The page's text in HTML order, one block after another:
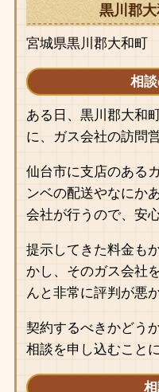
黒川郡
宮城県黒川郡大和町
相
ある日、黒川郡大和
に、ガス会社の訪問
仙台市に支店のある
ンベの配送やなにか
会社が行うので、安
提示してきた料金も
かし、そのガス会社
んと非常に評判が悪
契約するべきかどう
相談を申し込むこと